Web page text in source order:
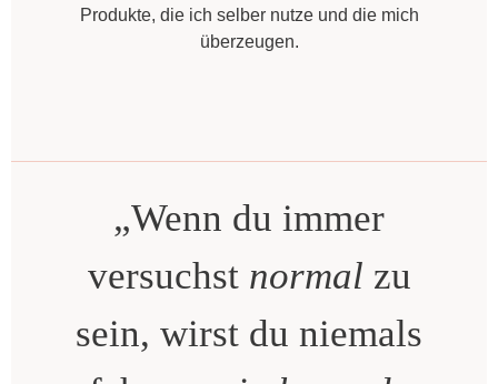
Produkte, die ich selber nutze und die mich
überzeugen.
„Wenn du immer
versuchst normal zu
sein, wirst du niemals